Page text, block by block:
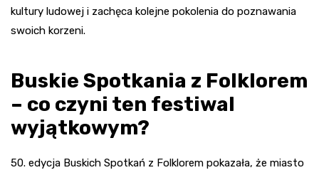
kultury ludowej i zachęca kolejne pokolenia do poznawania
swoich korzeni.
Buskie Spotkania z Folklorem
– co czyni ten festiwal
wyjątkowym?
50. edycja Buskich Spotkań z Folklorem pokazała, że miasto